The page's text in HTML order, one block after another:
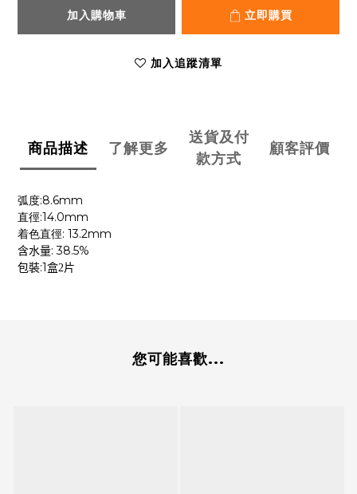
加入購物車 立即購買
加入追蹤清單
商品描述 了解更多
送貨及付
款方式
顧客評價
弧度:8.6mm
直徑:14.0mm
着色直徑: 13.2mm
含水量: 38.5%
包裝:1 盒2片
您可能喜歡...